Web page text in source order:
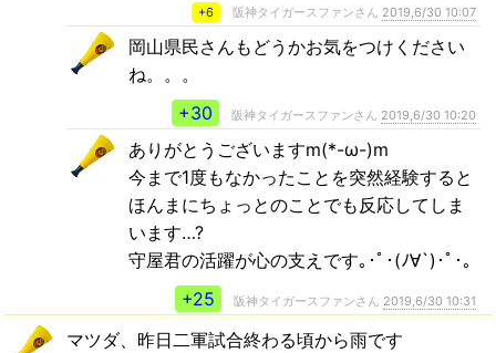
+6 阪神タイガースファンさん 2019,6/30 10:07
岡山県民さんもどうかお気をつけください
ね。。。
+30
阪神タイガースファンさん 2019,6/30 10:20
ありがとうございますm(*-ω-)m
今まで1度もなかったことを突然経験すると
ほんまにちょっとのことでも反応してしま
います…?
守屋君の活躍が心の支えです｡･ﾟ･(ﾉ∀`)･ﾟ･｡
+25
阪神タイガースファンさん 2019,6/30 10:31
マツダ、昨日二軍試合終わる頃から雨です